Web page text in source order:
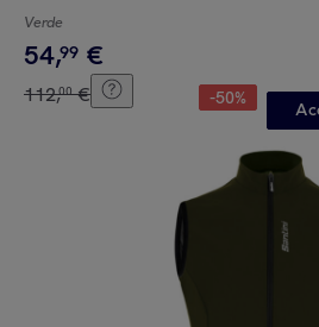
Verde
54,99 €
112,00 € -50%